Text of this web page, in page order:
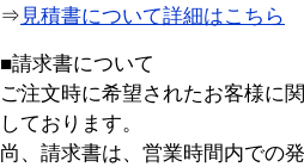
⇒ 見積書について詳細はこちら
■請求書について
ご注文時に希望されたお客様に
しております。
尚、請求書は、営業時間内での